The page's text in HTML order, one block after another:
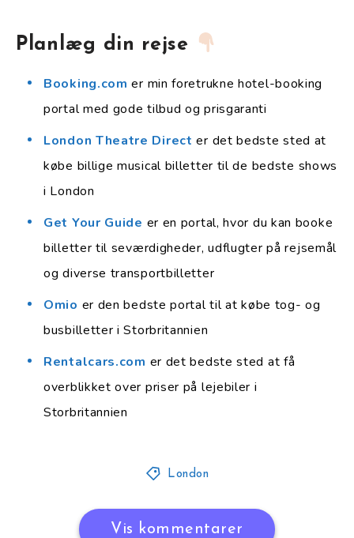
Planlæg din rejse
Booking.com er min foretrukne hotel-booking
portal med gode tilbud og prisgaranti
London Theatre Direct er det bedste sted at
købe billige musical billetter til de bedste shows
i London
Get Your Guide er en portal, hvor du kan booke
billetter til seværdigheder, udflugter på rejsemål
og diverse transportbilletter
Omio er den bedste portal til at købe tog- og
busbilletter i Storbritannien
Rentalcars.com er det bedste sted at få
overblikket over priser på lejebiler i
Storbritannien
London
Vis kommentarer